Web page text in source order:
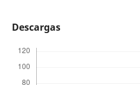
Descargas